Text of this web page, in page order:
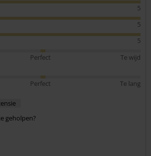
5
5
5
Perfect
Te wijd
Perfect Te lang
geholpen?